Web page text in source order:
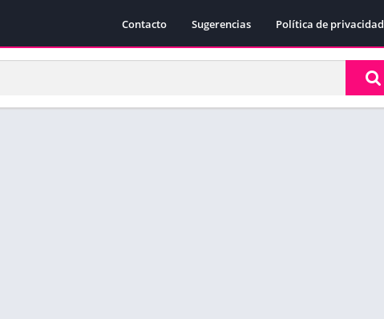
Contacto Sugerencias Política de privacidad